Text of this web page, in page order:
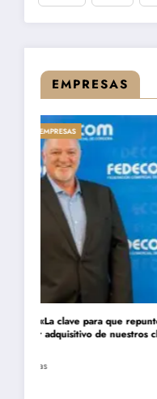
EMPRESAS
DESTACADA ECONOMÍA
Daniel Montamat:
energético con los
01/07/2026